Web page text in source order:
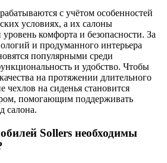
с учётом особенностей
условиях, а их салоны
комфорта и безопасности. За
и продуманного интерьера
популярными среди
и удобство. Чтобы
на протяжении длительного
чехлов на сиденья становится
помогающим поддерживать
салона.
Sollers необходимы